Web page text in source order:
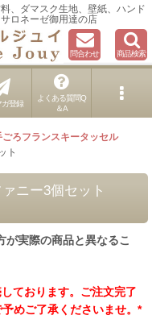
、ダマスク生地、壁紙、ハンド
ロネーゼ御用達の店
問合わせ 商品検索
ガ登録
よくある質問Q
＆A
ごろフランスキータッセル
ト
ニー3個セット
が実際の商品と異なるこ
ております。ご注文完了
めご了承くださいませ。*